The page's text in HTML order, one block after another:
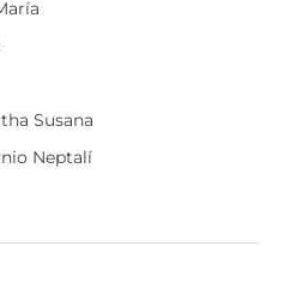
Susana
Neptalí